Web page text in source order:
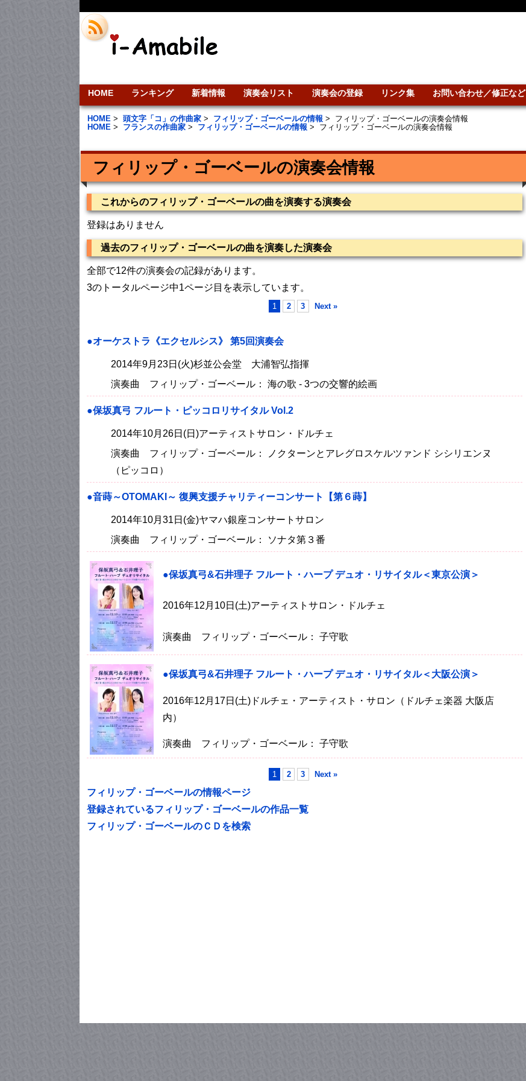
HOME ランキング 新着情報 演奏会リスト 演奏会の登録 リンク集 お問い合わせ／修正など
HOME > 頭文字「コ」の作曲家 > フィリップ・ゴーベールの情報 > フィリップ・ゴーベールの演奏会情報
HOME > フランスの作曲家 > フィリップ・ゴーベールの情報 > フィリップ・ゴーベールの演奏会情報
フィリップ・ゴーベールの演奏会情報
これからのフィリップ・ゴーベールの曲を演奏する演奏会
登録はありません
過去のフィリップ・ゴーベールの曲を演奏した演奏会
全部で12件の演奏会の記録があります。
3のトータルページ中1ページ目を表示しています。
1 2 3 Next »
●オーケストラ《エクセルシス》 第5回演奏会
2014年9月23日(火)杉並公会堂 大浦智弘指揮
演奏曲 フィリップ・ゴーベール： 海の歌 - 3つの交響的絵画
●保坂真弓 フルート・ピッコロリサイタル Vol.2
2014年10月26日(日)アーティストサロン・ドルチェ
演奏曲 フィリップ・ゴーベール： ノクターンとアレグロスケルツァンド シシリエンヌ
（ピッコロ）
●音蒔～OTOMAKI～ 復興支援チャリティーコンサート【第６蒔】
2014年10月31日(金)ヤマハ銀座コンサートサロン
演奏曲 フィリップ・ゴーベール： ソナタ第３番
●保坂真弓&石井理子 フルート・ハープ デュオ・リサイタル＜東京公演＞
2016年12月10日(土)アーティストサロン・ドルチェ
演奏曲 フィリップ・ゴーベール： 子守歌
●保坂真弓&石井理子 フルート・ハープ デュオ・リサイタル＜大阪公演＞
2016年12月17日(土)ドルチェ・アーティスト・サロン（ドルチェ楽器 大阪店
内）
演奏曲 フィリップ・ゴーベール： 子守歌
1 2 3 Next »
フィリップ・ゴーベールの情報ページ
登録されているフィリップ・ゴーベールの作品一覧
フィリップ・ゴーベールのＣＤを検索